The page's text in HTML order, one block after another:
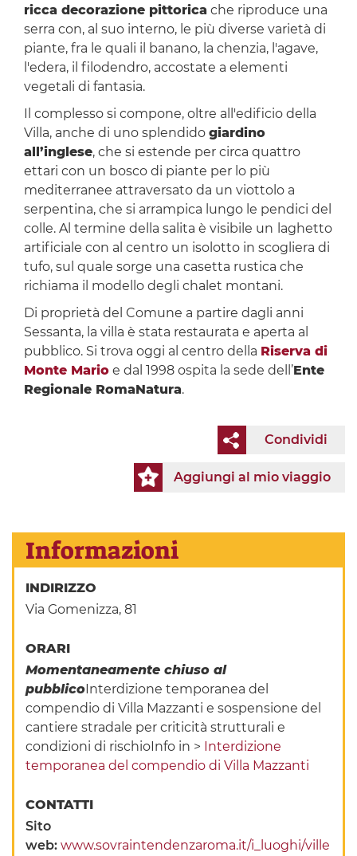
ricca decorazione pittorica che riproduce una
serra con, al suo interno, le più diverse varietà di
piante, fra le quali il banano, la chenzia, l'agave,
l'edera, il filodendro, accostate a elementi
vegetali di fantasia.
Il complesso si compone, oltre all'edificio della
Villa, anche di uno splendido giardino
all’inglese, che si estende per circa quattro
ettari con un bosco di piante per lo più
mediterranee attraversato da un viottolo a
serpentina, che si arrampica lungo le pendici del
colle. Al termine della salita è visibile un laghetto
artificiale con al centro un isolotto in scogliera di
tufo, sul quale sorge una casetta rustica che
richiama il modello degli chalet montani.
Di proprietà del Comune a partire dagli anni
Sessanta, la villa è stata restaurata e aperta al
pubblico. Si trova oggi al centro della Riserva di
Monte Marioe dal 1998 ospita la sede dell’Ente
Regionale RomaNatura.
Condividi
Aggiungi al mio viaggio
Informazioni
INDIRIZZO
Via Gomenizza, 81
ORARI
Momentaneamente chiuso al
pubblico Interdizione temporanea del
compendio di Villa Mazzanti e sospensione del
cantiere stradale per criticità strutturali e
condizioni di rischioInfo in > Interdizione
temporanea del compendio di Villa Mazzanti
CONTATTI
Sito
web:www.sovraintendenzaroma.it/i_luoghi/ville